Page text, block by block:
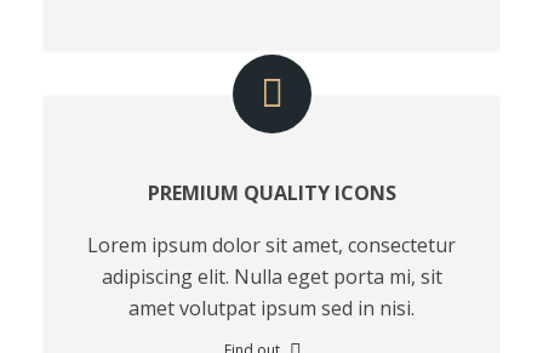
PREMIUM QUALITY ICONS
Lorem ipsum dolor sit amet, consectetur
adipiscing elit. Nulla eget porta mi, sit
amet volutpat ipsum sed in nisi.